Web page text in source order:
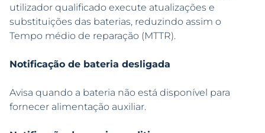
utilizador qualificado execute atualizações e
substituições das baterias, reduzindo assim o
Tempo médio de reparação (MTTR).
Notificação de bateria desligada
Avisa quando a bateria não está disponível para
fornecer alimentação auxiliar.